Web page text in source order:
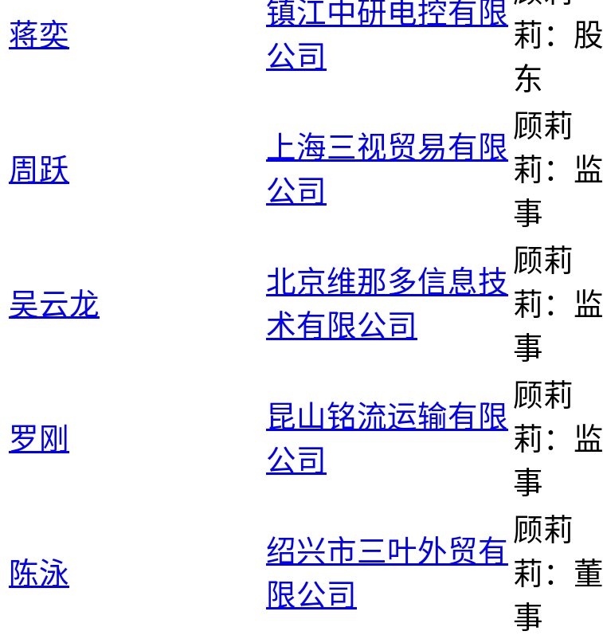
蒋奕
镇江中研电控有限
公司
莉：股
东
周跃
上海三视贸易有限
公司
顾莉
莉：监
事
吴云龙
北京维那多信息技
术有限公司
顾莉
莉：监
事
罗刚
昆山铭流运输有限
公司
顾莉
莉：监
事
陈泳
绍兴市三叶外贸有
限公司
顾莉
莉：董
事